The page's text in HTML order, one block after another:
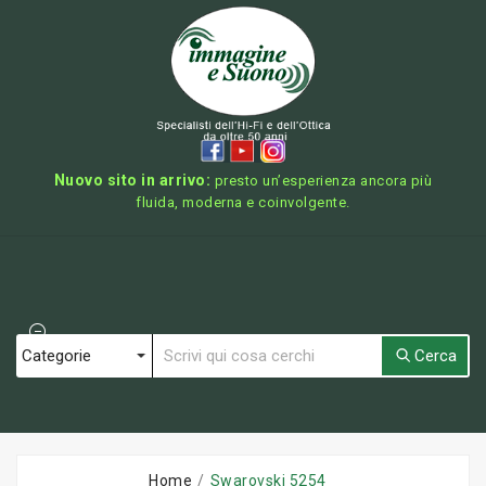
Nuovo sito in arrivo: presto un’esperienza ancora più
fluida, moderna e coinvolgente.
Cerca
Home Swarovski 5254